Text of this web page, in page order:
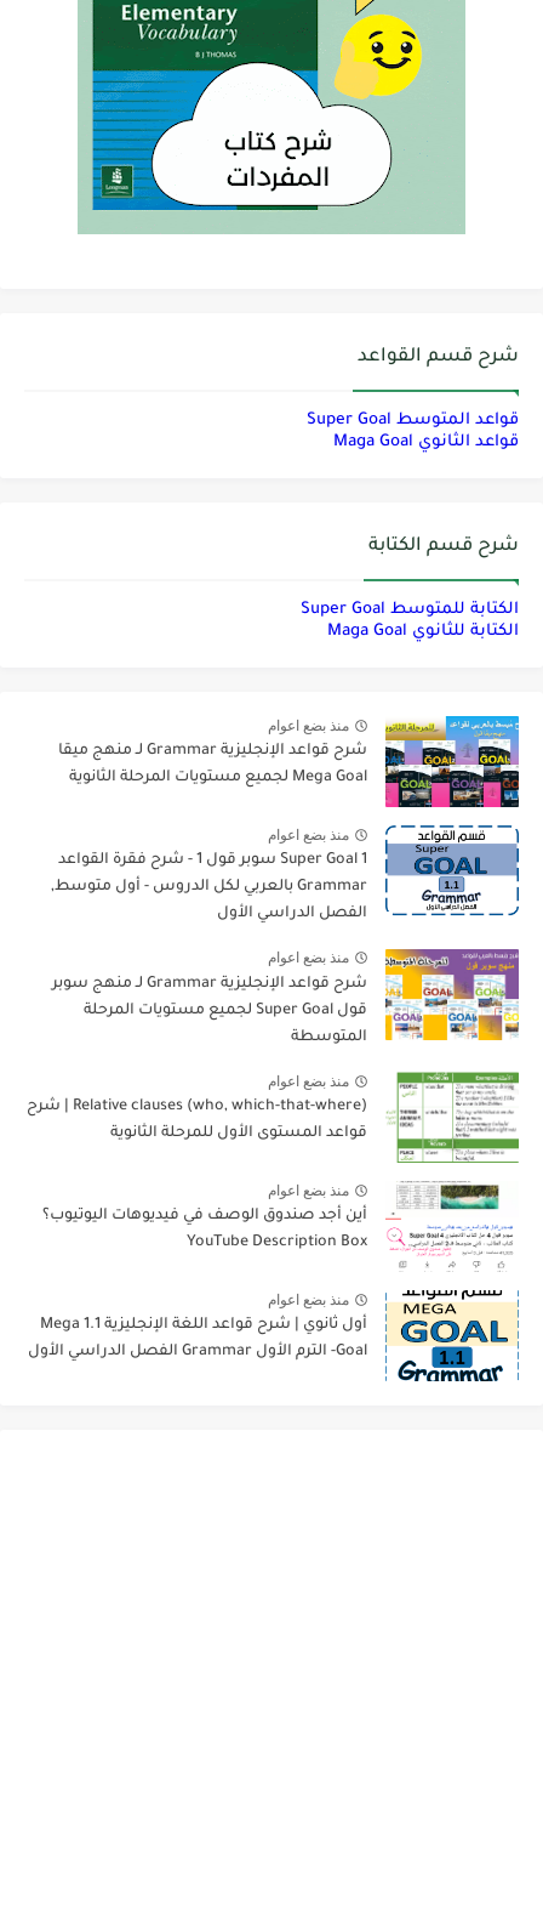
شرح قسم القواعد
قواعد المتوسط Super Goal
قواعد الثانوي Maga Goal
شرح قسم الكتابة
الكتابة للمتوسط Super Goal
الكتابة للثانوي Maga Goal
منذ بضع اعوام
شرح قواعد الإنجليزية Grammar لـ منهج ميقا
Mega Goal لجميع مستويات المرحلة الثانوية
منذ بضع اعوام
Super Goal 1 سوبر قول 1 - شرح فقرة القواعد
Grammar بالعربي لكل الدروس - أول متوسط,
الفصل الدراسي الأول
منذ بضع اعوام
شرح قواعد الإنجليزية Grammar لـ منهج سوبر
قول Super Goal لجميع مستويات المرحلة
المتوسطة
منذ بضع اعوام
Relative clauses (who, which-that-where) | شرح
قواعد المستوى الأول للمرحلة الثانوية
منذ بضع اعوام
أين أجد صندوق الوصف في فيديوهات اليوتيوب؟
YouTube Description Box
منذ بضع اعوام
أول ثانوي | شرح قواعد اللغة الإنجليزية 1.1 Mega
Goal- الترم الأول Grammar الفصل الدراسي الأول